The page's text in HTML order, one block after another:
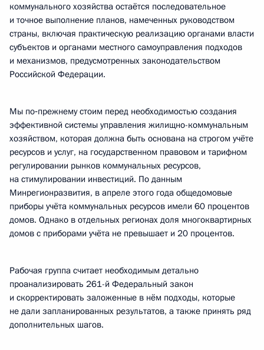
коммунального хозяйства остаётся последовательное
и точное выполнение планов, намеченных руководством
страны, включая практическую реализацию органами власти
субъектов и органами местного самоуправления подходов
и механизмов, предусмотренных законодательством
Российской Федерации.
Мы по‑прежнему стоим перед необходимостью создания
эффективной системы управления жилищно-коммунальным
хозяйством, которая должна быть основана на строгом учёте
ресурсов и услуг, на государственном правовом и тарифном
регулировании рынков коммунальных ресурсов,
на стимулировании инвестиций. По данным
Минрегионразвития, в апреле этого года общедомовые
приборы учёта коммунальных ресурсов имели 60 процентов
домов. Однако в отдельных регионах доля многоквартирных
домов с приборами учёта не превышает и 20 процентов.
Рабочая группа считает необходимым детально
проанализировать 261-й Федеральный закон
и скорректировать заложенные в нём подходы, которые
не дали запланированных результатов, а также принять ряд
дополнительных шагов.